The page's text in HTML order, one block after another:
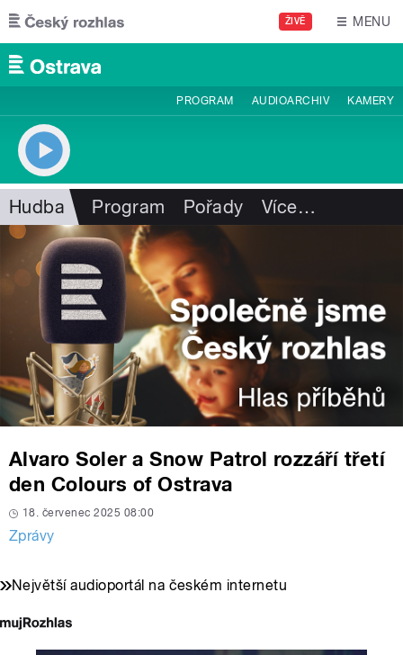
Přejít k hlavnímu obsahu
ŽIVĚ MENU
PROGRAM AUDIOARCHIV KAMERY
Hudba Program Pořady Více…
Alvaro Soler a Snow Patrol rozzáří třetí
den Colours of Ostrava
18. červenec 2025 08:00
Zprávy
Největší audioportál na českém internetu